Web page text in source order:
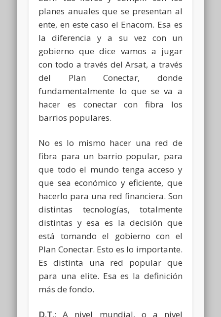
planes anuales que se presentan al
ente, en este caso el Enacom. Esa es
la diferencia y a su vez con un
gobierno que dice vamos a jugar
con todo a través del Arsat, a través
del Plan Conectar, donde
fundamentalmente lo que se va a
hacer es conectar con fibra los
barrios populares.
No es lo mismo hacer una red de
fibra para un barrio popular, para
que todo el mundo tenga acceso y
que sea económico y eficiente, que
hacerlo para una red financiera. Son
distintas tecnologías, totalmente
distintas y esa es la decisión que
está tomando el gobierno con el
Plan Conectar. Esto es lo importante.
Es distinta una red popular que
para una elite. Esa es la definición
más de fondo.
D.T.: A nivel mundial, o a nivel